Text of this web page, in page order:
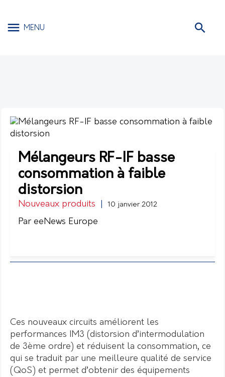
MENU
Mélangeurs RF-IF basse
consommation à faible
distorsion
Nouveaux produits 10 janvier 2012
Par eeNews Europe
Ces nouveaux circuits améliorent les
performances IM3 (distorsion d’intermodulation
de 3ème ordre) et réduisent la consommation, ce
qui se traduit par une meilleure qualité de service
(QoS) et permet d’obtenir des équipements